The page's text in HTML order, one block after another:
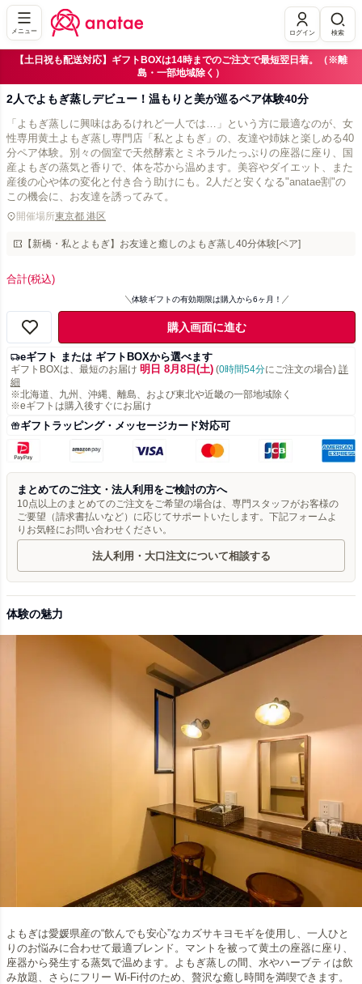
メニュー ログイン 検索
【土日祝も配送対応】ギフトBOXは14時までのご注文で最短翌日着。（※離
島・一部地域除く）
2人でよもぎ蒸しデビュー！温もりと美が巡るペア体験40分
「よもぎ蒸しに興味はあるけれど一人では…」という方に最適なのが、女
性専用黄土よもぎ蒸し専門店「私とよもぎ」の、友達や姉妹と楽しめる40
分ペア体験。別々の個室で天然酵素とミネラルたっぷりの座器に座り、国
産よもぎの蒸気と香りで、体を芯から温めます。美容やダイエット、また
産後の心や体の変化と付き合う助けにも。2人だと安くなる"anatae割"の
この機会に、お友達を誘ってみて。
開催場所東京都 港区
【新橋・私とよもぎ】お友達と癒しのよもぎ蒸し40分体験[ペア]
合計(税込)
体験ギフトの有効期限は購入から6ヶ月！
購入画面に進む
eギフト または ギフトBOXから選べます
ギフトBOXは、最短のお届け 明日 8月8日(土) (0時間54分にご注文の場合) 詳
細
※北海道、九州、沖縄、離島、および東北や近畿の一部地域除く
※eギフトは購入後すぐにお届け
ギフトラッピング・メッセージカード対応可
まとめてのご注文・法人利用をご検討の方へ
10点以上のまとめてのご注文をご希望の場合は、専門スタッフがお客様の
ご要望（請求書払いなど）に応じてサポートいたします。下記フォームよ
りお気軽にお問い合わせください。
法人利用・大口注文について相談する
体験の魅力
よもぎは愛媛県産の“飲んでも安心”なカズサキヨモギを使用し、一人ひと
りのお悩みに合わせて最適ブレンド。マントを被って黄土の座器に座り、
座器から発生する蒸気で温めます。よもぎ蒸しの間、水やハーブティは飲
み放題、さらにフリー Wi-Fi付のため、贅沢な癒し時間を満喫できます。